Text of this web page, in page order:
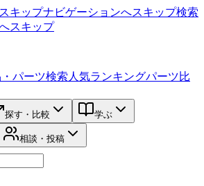
キップナビゲーションへスキップ検索
スキップ
パーツ検索 人気ランキングパーツ比
探す・比較 学ぶ
相談・投稿